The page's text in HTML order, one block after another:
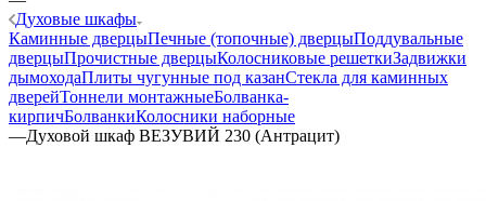
Духовые шкафы
Каминные дверцыПечные (топочные) дверцыПоддувальные
дверцыПрочистные дверцыКолосниковые решеткиЗадвижки
дымоходаПлиты чугунные под казанСтекла для каминных
дверейТоннели монтажныеБолванка-
кирпичБолванкиКолосники наборные
—Духовой шкаф ВЕЗУВИЙ 230 (Антрацит)